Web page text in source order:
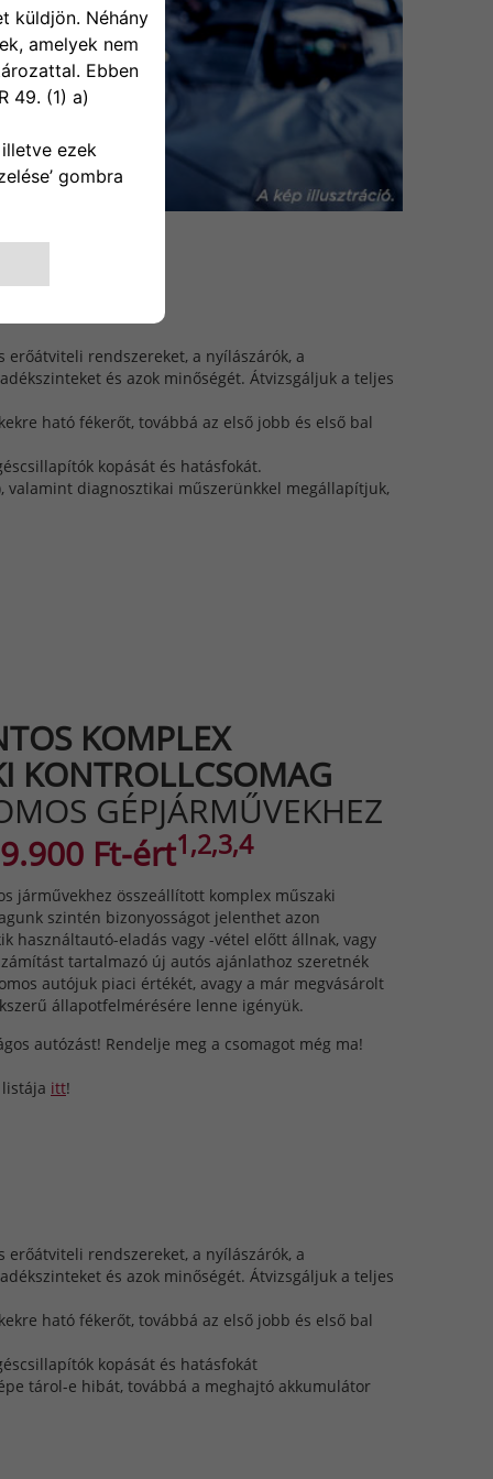
rendszereket, a nyílászárók, a
és azok minőségét. Átvizsgáljuk a teljes
ható fékerőt, továbbá az első jobb és első bal
kopását és hatásfokát.
valamint diagnosztikai műszerünkkel megállapítjuk,
KOMPLEX
KONTROLLCSOMAG
GÉPJÁRMŰVEKHEZ
Ft-ért1,2,3,4
járművekhez összeállított komplex műszaki
szintén bizonyosságot jelenthet azon
használtautó-eladás vagy -vétel előtt állnak, vagy
tartalmazó új autós ajánlathoz szeretnék
autójuk piaci értékét, avagy a már megvásárolt
állapotfelmérésére lenne igényük.
autózást! Rendelje meg a csomagot még ma!
itt!
rendszereket, a nyílászárók, a
és azok minőségét. Átvizsgáljuk a teljes
ható fékerőt, továbbá az első jobb és első bal
kopását és hatásfokát
tárol-e hibát, továbbá a meghajtó akkumulátor